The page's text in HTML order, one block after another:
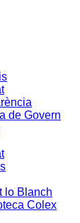
de Govern
lo Blanch
Colex